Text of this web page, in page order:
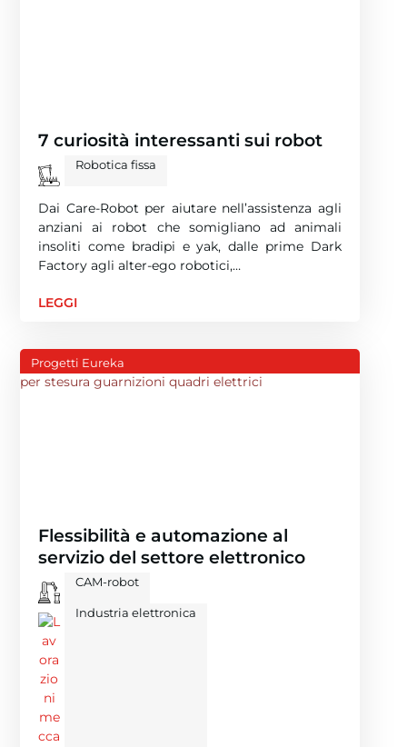
7 curiosità interessanti sui robot
Robotica fissa
Dai Care-Robot per aiutare nell’assistenza agli
anziani ai robot che somigliano ad animali
insoliti come bradipi e yak, dalle prime Dark
Factory agli alter-ego robotici,…
LEGGI
Progetti Eureka
Flessibilità e automazione al
servizio del settore elettronico
CAM-robot
Industria elettronica